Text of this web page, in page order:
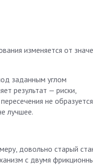
изменяется от
заданным углом
результат — риски,
не образуется
лучшее.
довольно старый
с двумя